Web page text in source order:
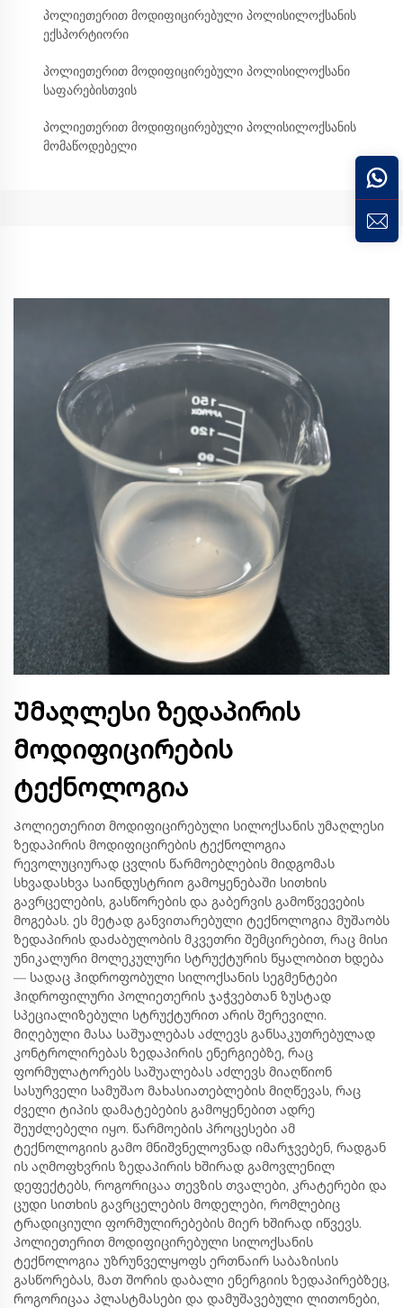
პოლიეთერით მოდიფიცირებული პოლისილოქსანის
ექსპორტიორი
პოლიეთერით მოდიფიცირებული პოლისილოქსანი
საფარებისთვის
პოლიეთერით მოდიფიცირებული პოლისილოქსანის
მომაწოდებელი
Უმაღლესი ზედაპირის
მოდიფიცირების
ტექნოლოგია
Პოლიეთერით მოდიფიცირებული სილოქსანის უმაღლესი
ზედაპირის მოდიფიცირების ტექნოლოგია
რევოლუციურად ცვლის წარმოებლების მიდგომას
სხვადასხვა საინდუსტრიო გამოყენებაში სითხის
გავრცელების, გასწორების და გაბერვის გამოწვევების
მოგებას. ეს მეტად განვითარებული ტექნოლოგია მუშაობს
ზედაპირის დაძაბულობის მკვეთრი შემცირებით, რაც მისი
უნიკალური მოლეკულური სტრუქტურის წყალობით ხდება
— სადაც ჰიდროფობული სილოქსანის სეგმენტები
ჰიდროფილური პოლიეთერის ჯაჭვებთან ზუსტად
სპეციალიზებული სტრუქტურით არის შერევილი.
მიღებული მასა საშუალებას აძლევს განსაკუთრებულად
კონტროლირებას ზედაპირის ენერგიებზე, რაც
ფორმულატორებს საშუალებას აძლევს მიაღწიონ
სასურველი სამუშაო მახასიათებლების მიღწევას, რაც
ძველი ტიპის დამატებების გამოყენებით ადრე
შეუძლებელი იყო. წარმოების პროცესები ამ
ტექნოლოგიის გამო მნიშვნელოვნად იმარჯვებენ, რადგან
ის აღმოფხვრის ზედაპირის ხშირად გამოვლენილ
დეფექტებს, როგორიცაა თევზის თვალები, კრატერები და
ცუდი სითხის გავრცელების მოდელები, რომლებიც
ტრადიციული ფორმულირებების მიერ ხშირად იწვევს.
პოლიეთერით მოდიფიცირებული სილოქსანის
ტექნოლოგია უზრუნველყოფს ერთნაირ საბაზისის
გასწორებას, მათ შორის დაბალი ენერგიის ზედაპირებზეც,
როგორიცაა პლასტმასები და დამუშავებული ლითონები,